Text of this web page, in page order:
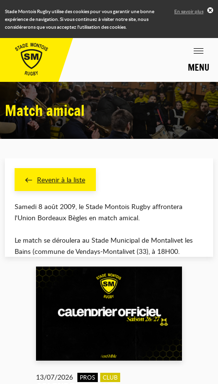
Stade Montois Rugby utilise des cookies pour vous garantir une bonne
expérience de navigation. Si vous continuez à visiter notre site, nous
considérerons que vous acceptez l'utilisation des cookies.
En savoir plus
MENU
Match amical
Revenir à la liste
Samedi 8 août 2009, le Stade Montois Rugby affrontera
l'Union Bordeaux Bègles en match amical.
Le match se déroulera au Stade Municipal de Montalivet les
Bains (commune de Vendays-Montalivet (33), à 18H00.
13/07/2026 PROS CLUB